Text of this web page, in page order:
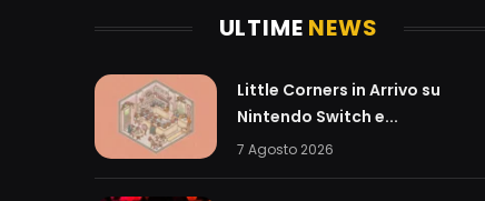
ULTIME NEWS
Little Corners in Arrivo su
Nintendo Switch e...
7 Agosto 2026